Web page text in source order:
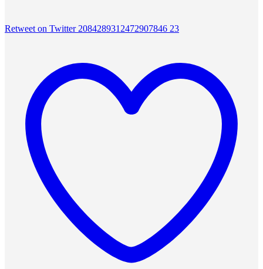
Retweet on Twitter 2084289312472907846 23